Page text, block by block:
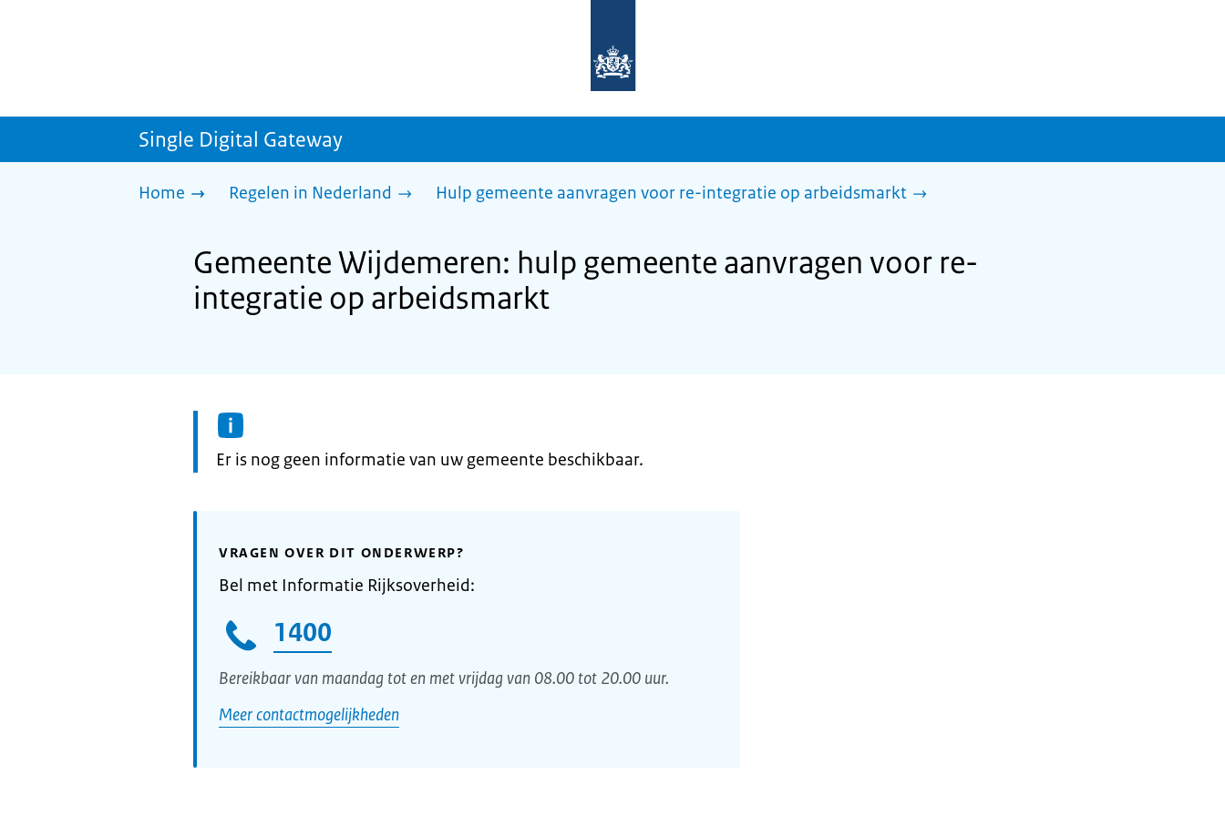
homepage
sdg.rijksoverheid.nl
Single Digital Gateway
Home Regelen in Nederland Hulp gemeente aanvragen voor re-integratie op arbeidsmarkt
Gemeente Wijdemeren: hulp gemeente aanvragen voor re-
integratie op arbeidsmarkt
Informatie:
Er is nog geen informatie van uw gemeente beschikbaar.
VRAGEN OVER DIT ONDERWERP?
Bel met Informatie Rijksoverheid:
1400
Bereikbaar van maandag tot en met vrijdag van 08.00 tot 20.00 uur.
Meer contactmogelijkheden